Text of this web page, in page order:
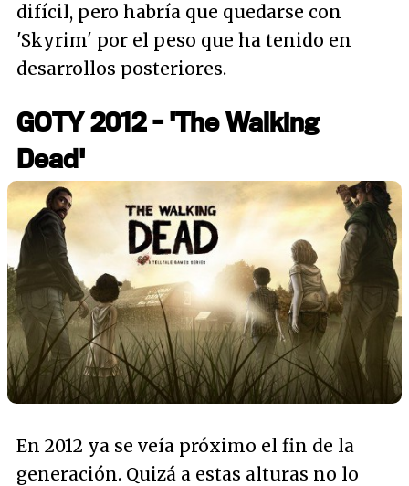
difícil, pero habría que quedarse con
'Skyrim' por el peso que ha tenido en
desarrollos posteriores.
GOTY 2012 - 'The Walking
Dead'
En 2012 ya se veía próximo el fin de la
generación. Quizá a estas alturas no lo